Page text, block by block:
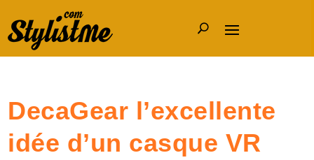
DecaGear l’excellente
idée d’un casque VR